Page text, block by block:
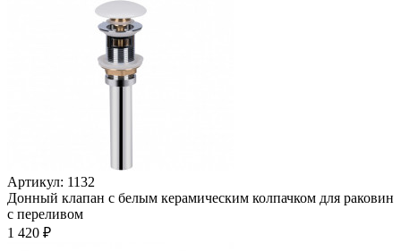
Артикул: 1132
Донный клапан с белым керамическим колпачком для раковин
с переливом
1 420 ₽